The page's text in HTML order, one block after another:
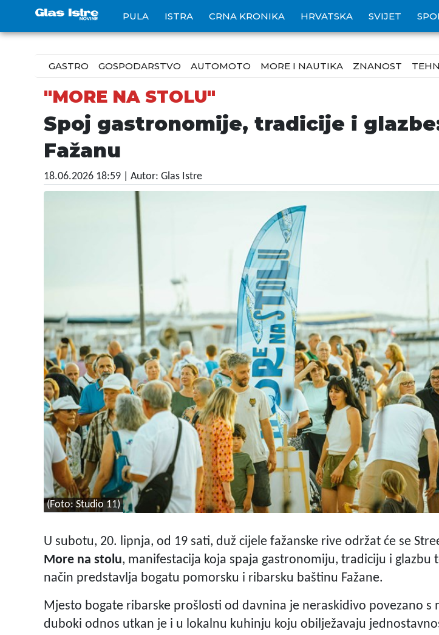
PULA ISTRA CRNA KRONIKA HRVATSKA SVIJET
GASTRO GOSPODARSTVO AUTOMOTO MORE I NAUTIKA ZNANOST
"MORE NA STOLU"
Spoj gastronomije, tradicije i
Fažanu
18.06.2026 18:59 | Autor: Glas Istre
(Foto: Studio 11)
U subotu, 20. lipnja, od 19 sati, duž cijele fažanske rive održat će se
More na stolu, manifestacija koja spaja gastronomiju, tradiciju i glazbu
način predstavlja bogatu pomorsku i ribarsku baštinu Fažane.
Mjesto bogate ribarske prošlosti od davnina je neraskidivo povezano s
duboki odnos utkan je i u lokalnu kuhinju koju obilježavaju